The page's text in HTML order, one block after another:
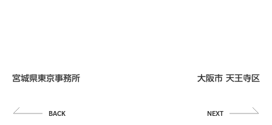
宮城県東京事務所 大阪市 天王寺区